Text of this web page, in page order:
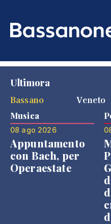
Ultimora
Bassano
Veneto
Musica
08 ago 2026
Appuntamento
con Bach, per
Operaestate